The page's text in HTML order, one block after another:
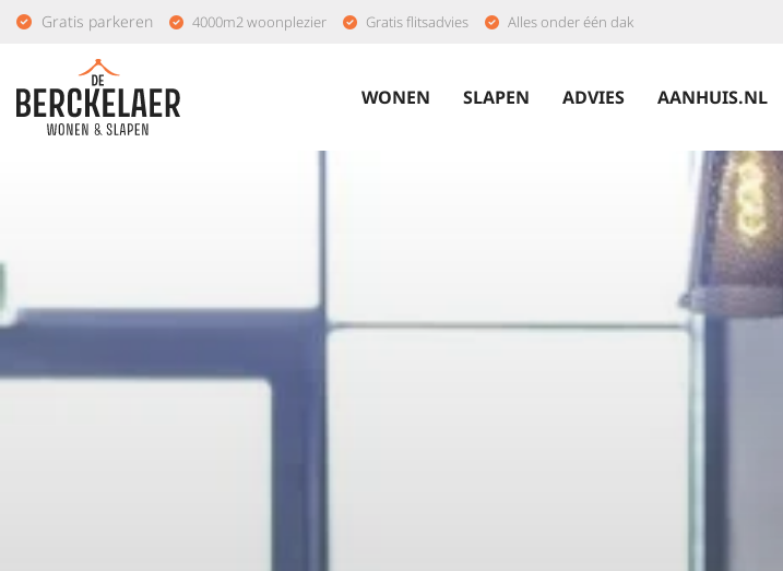
Gratis parkeren 4000m2 woonplezier Gratis flitsadvies Alles onder één dak
WONEN SLAPEN ADVIES AANHUIS.NL